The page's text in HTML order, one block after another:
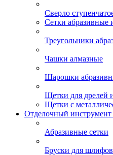
Сверло
Сетки абразивные
Треугольники
Чашки алмазные
Шарошки
Щетки для
Щетки с
Отделочный инструмент
Абразивные сетки
Бруски для